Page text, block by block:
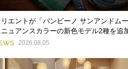
リエントが「バンビーノ サンアンドムー
ニュアンスカラーの新色モデル2種を追
2026.08.05